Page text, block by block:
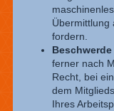
Übermittlung
fordern.
ferner nach
Recht, bei
dem
Ihres